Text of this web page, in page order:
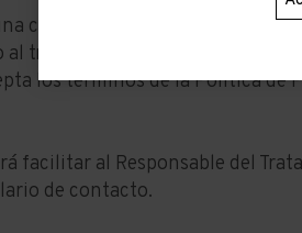
consulta mediante el
tratamiento de sus Datos
los términos de la Política
facilitar al Responsable del
de contacto.